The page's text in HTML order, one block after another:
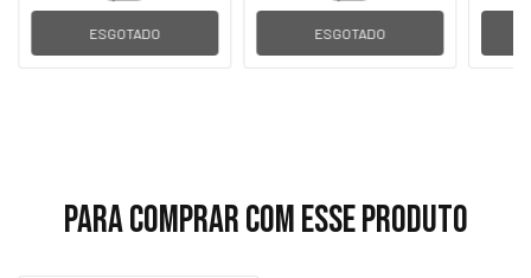
ESGOTADO ESGOTADO
Para comprar com esse produto